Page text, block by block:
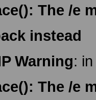
The /e
instead
Warning:
The /e